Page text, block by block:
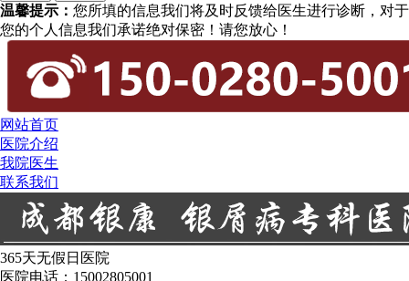
温馨提示： 您所填的信息我们将及时反馈给医生进行诊断，对于
您的个人信息我们承诺绝对保密！请您放心！
网站首页
医院介绍
我院医生
联系我们
365天无假日医院
医院电话：15002805001